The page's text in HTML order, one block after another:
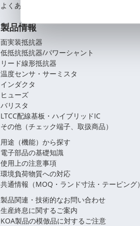
よくあるご質問（FAQ）
製品情報
面実装抵抗器
低抵抗抵抗器/パワーシャント
リード線形抵抗器
温度センサ・サーミスタ
インダクタ
ヒューズ
バリスタ
LTCC配線基板・ハイブリッドIC
その他（チェック端子、取扱商品）
用途（機能）から探す
電子部品の基礎知識
使用上の注意事項
環境負荷物質への対応
共通情報（MOQ・ランド寸法・テーピング）
製品関連・技術的なお問い合わせ
生産終息に関するご案内
KOA製品の模倣品に対するご注意